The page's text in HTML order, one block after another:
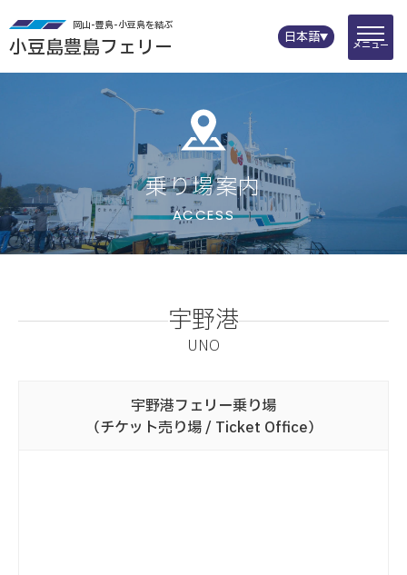
岡山-豊島-小豆島を結ぶ
小豆島豊島フェリー メニュー
日本語
乗り場案内
宇野港
UNO
宇野港フェリー乗り場
（チケット売り場 / Ticket Office）